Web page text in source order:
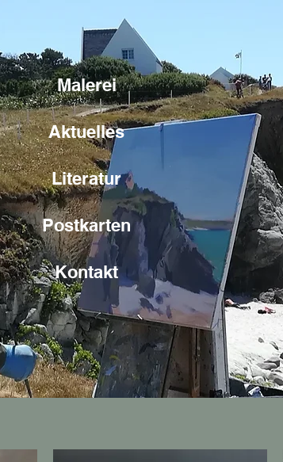
Malerei
Aktuelles
Literatur
Postkarten
Kontakt